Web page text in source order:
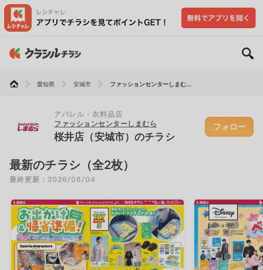
愛知県 安城市 ファッションセンターしまむ...
アパレル・衣料品店
ファッションセンターしまむら
桜井店（安城市）のチラシ
フォロー
最新のチラシ（全2枚）
最終更新：2026/08/04